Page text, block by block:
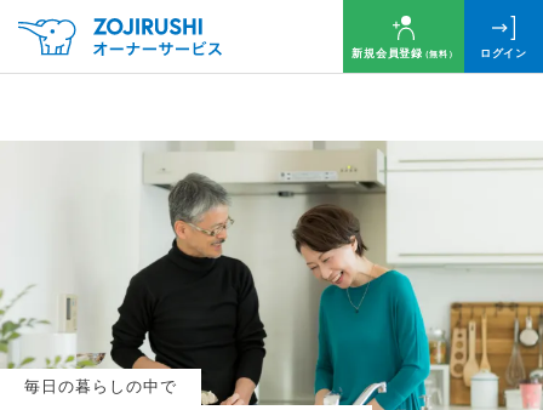
新規会員登録（無料） ログイン
毎日の暮らしの中で
毎月抽選で 名様に
円分のQUOカードプレゼント！
新規会員登録（無料）
ログイン